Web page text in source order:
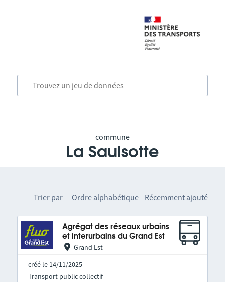
commune
La Saulsotte
Trier par Ordre alphabétique Récemment ajouté
Agrégat des réseaux urbains
et interurbains du Grand Est
Grand Est
créé le 14/11/2025
Transport public collectif